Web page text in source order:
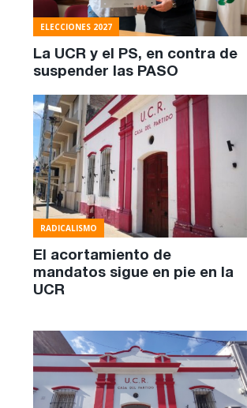
ELECCIONES 2027
La UCR y el PS, en contra de
suspender las PASO
RADICALISMO
El acortamiento de
mandatos sigue en pie en la
UCR